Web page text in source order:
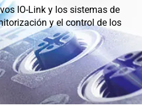
IO-Link y los sistemas de
y el control de los